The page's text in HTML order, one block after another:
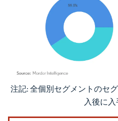
画像 © Mordor Intelligence。再利用に
注記: 全個別セグメントのセ
入後に